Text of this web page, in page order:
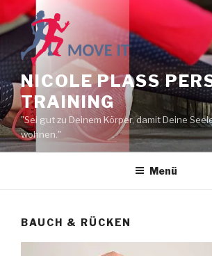
NICOLE PLASS
TRAINING
"Sei gut zu Deinem Körper, damit Deine
wohnen."
Menü
BAUCH & RÜCKEN